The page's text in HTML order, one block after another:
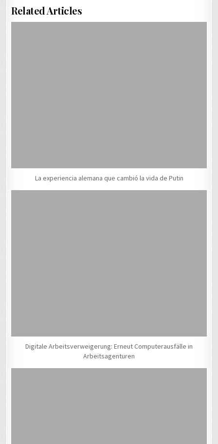
Related Articles
La experiencia alemana que cambió la vida de Putin
Digitale Arbeitsverweigerung: Erneut Computerausfälle in
Arbeitsagenturen